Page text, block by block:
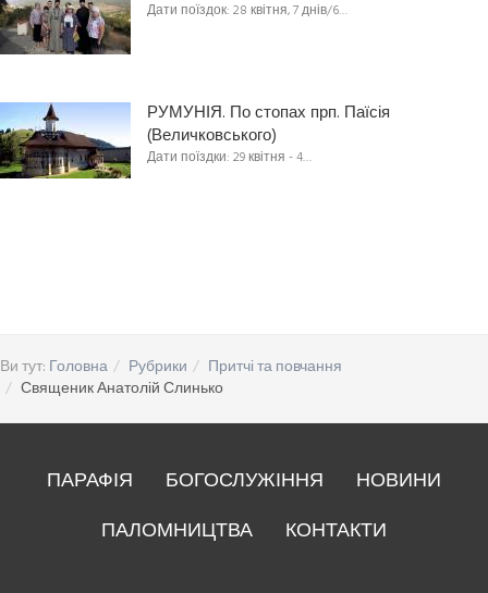
Дати поїздок: 28 квітня, 7 днів/6…
РУМУНІЯ. По стопах прп. Паїсія
(Величковського)
Дати поїздки: 29 квітня - 4…
Ви тут: Головна Рубрики
Притчі та повчання
Священик Анатолій Слинько
ПАРАФІЯ БОГОСЛУЖІННЯ
НОВИНИ
ПАЛОМНИЦТВА
КОНТАКТИ